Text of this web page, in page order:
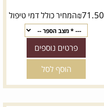
₪71.50 המחיר כולל דמי טיפול
פרטים נוספים
הוסף לסל